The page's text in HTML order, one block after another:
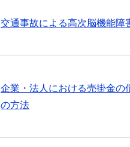
交通事故による高次脳機能障
企業・法人における売掛金の
の方法